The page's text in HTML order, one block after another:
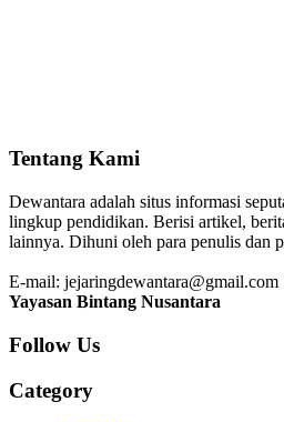
Tentang Kami
Dewantara adalah situs informasi
lingkup pendidikan. Berisi artikel,
lainnya. Dihuni oleh para penulis dan
E-mail: jejaringdewantara@gmail.com
Yayasan Bintang Nusantara
Follow Us
Category